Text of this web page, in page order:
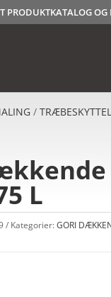
PRODUKTKATALOG
/
L
Kategorier:GORI